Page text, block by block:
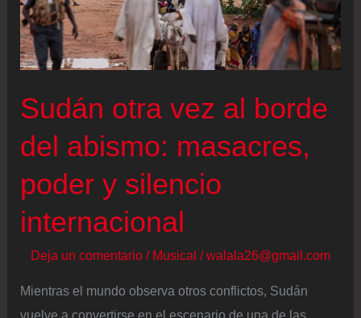
Maduro
en
Venezuela:
la
libertad”
Sudán otra vez al borde
del abismo: masacres,
poder y silencio
internacional
Deja un comentario / Musical /walala26@gmail.com
Mientras el mundo observa otros conflictos, Sudán
vuelve a convertirse en el escenario de una de las